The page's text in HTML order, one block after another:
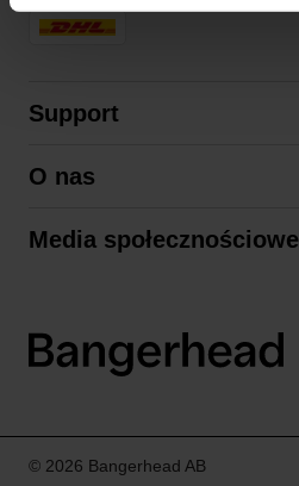
Support
Regulamin zakupów
O nas
Zrównoważony rozwój
Media społecznościowe
LinkedIn
© 2026 Bangerhead AB